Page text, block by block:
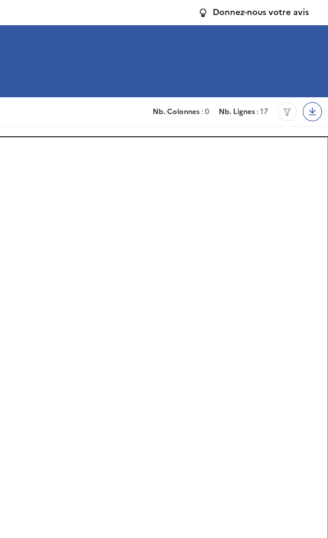
Donnez-nous votre avis
Nb. Colonnes : 0 Nb. Lignes : 17